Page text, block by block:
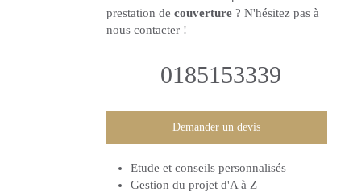
prestation de couverture ? N'hésitez pas à
nous contacter !
0185153339
Demander un devis
Etude et conseils personnalisés
Gestion du projet d'A à Z